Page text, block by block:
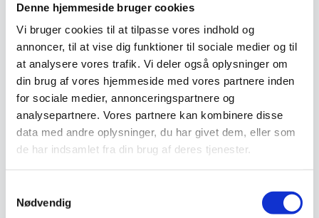
Denne hjemmeside bruger cookies
Vi bruger cookies til at tilpasse vores indhold og
annoncer, til at vise dig funktioner til sociale medier og til
at analysere vores trafik. Vi deler også oplysninger om
din brug af vores hjemmeside med vores partnere inden
for sociale medier, annonceringspartnere og
analysepartnere. Vores partnere kan kombinere disse
data med andre oplysninger, du har givet dem, eller som
de har indsamlet fra din brug af deres tjenester.
Nødvendig
Førstehjælp
Handsker
Hygiejne
Kemi håndtering
Plejeprodukter
Sikkerhedsfodtøj
Såler
Sandal
Sko
Støvler
Støvlet
Valg af sikkerhedssko